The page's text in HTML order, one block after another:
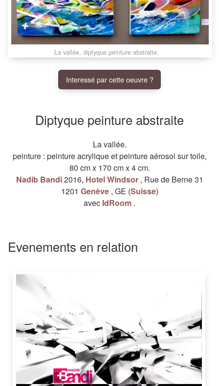
La vallée, diptyque peinture abstraite.
Interessé par cette oeuvre ?
Diptyque peinture abstraite
La vallée.
peinture: peinture acryliqueetpeinture aérosol surtoile,
80 cmx 170 cmx4 cm.
Nadib Bandi2016, Hotel Windsor , Rue de Berne 31
1201 Genève , GE (Suisse)
avec IdRoom .
Evenements en relation